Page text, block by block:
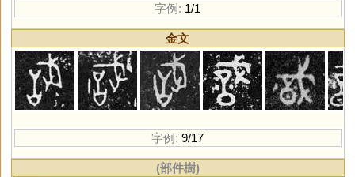
字例: 1/1
金文
字例: 9/17
(部件樹)